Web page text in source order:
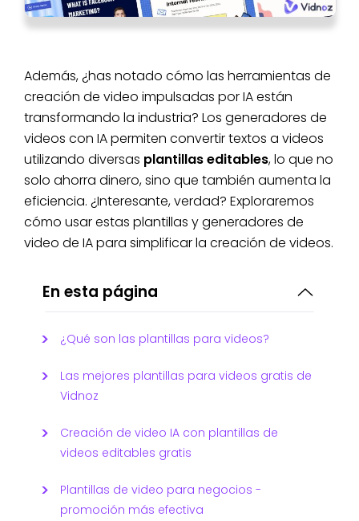
Además, ¿has notado cómo las herramientas de
creación de video impulsadas por IA están
transformando la industria? Los generadores de
videos con IA permiten convertir textos a videos
utilizando diversas plantillas editables, lo que no
solo ahorra dinero, sino que también aumenta la
eficiencia. ¿Interesante, verdad? Exploraremos
cómo usar estas plantillas y generadores de
video de IA para simplificar la creación de videos.
En esta página
¿Qué son las plantillas para videos?
Las mejores plantillas para videos gratis de
Vidnoz
Creación de video IA con plantillas de
videos editables gratis
Plantillas de video para negocios -
promoción más efectiva